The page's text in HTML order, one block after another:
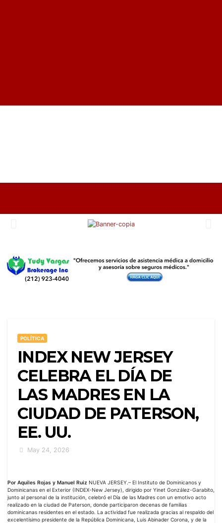
POLÍTICA
INDEX NEW JERSEY
CELEBRA EL DÍA DE
LAS MADRES EN LA
CIUDAD DE PATERSON,
EE. UU.
May 24, 2026
Por Aquiles Rojas y Manuel Ruiz NUEVA JERSEY.– El Instituto de Dominicanos y
Dominicanas en el Exterior (INDEX-New Jersey), dirigido por Yinet González-Garabito,
junto al personal de la institución, celebró el Día de las Madres con un emotivo acto
realizado en la ciudad de Paterson, donde participaron decenas de familias
dominicanas residentes en el estado. La actividad fue realizada gracias al respaldo del
excelentísimo presidente de la República Dominicana, Luis Abinader Corona, y de la